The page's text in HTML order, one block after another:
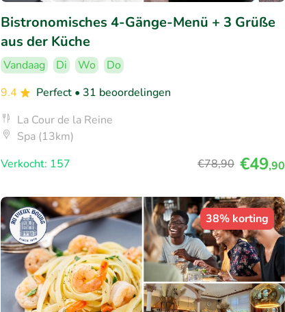
Bistronomisches 4-Gänge-Menü + 3 Grüße
aus der Küche
Vandaag Di Wo
Do
9.4
Perfect • 31 beoordelingen
La Cour de la Reine
Spa (13km)
Verkocht: 157
€78,90 €49,90
38% korting